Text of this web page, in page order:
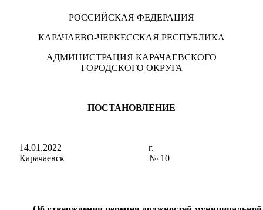
РОССИЙСКАЯ ФЕДЕРАЦИЯ
КАРАЧАЕВО-ЧЕРКЕССКАЯ РЕСПУБЛИКА
АДМИНИСТРАЦИЯ КАРАЧАЕВСКОГО
ГОРОДСКОГО ОКРУГА
ПОСТАНОВЛЕНИЕ
14.01.2022 г.
Карачаевск № 10